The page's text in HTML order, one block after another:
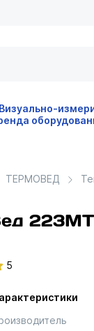
Визуально-
ТЕРМОВЕД
5